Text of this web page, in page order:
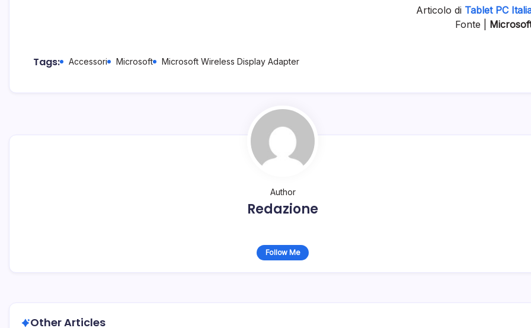
Articolo di Tablet PC
Fonte |
Tags: Accessori Microsoft Microsoft Wireless Display Adapter
Author
Redazione
Follow Me
Other Articles